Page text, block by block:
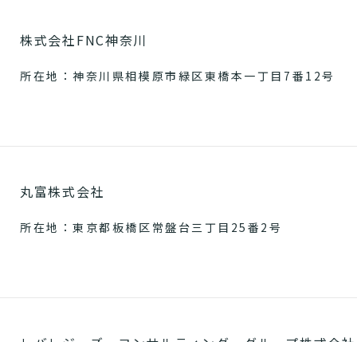
株式会社FNC神奈川
所在地：神奈川県相模原市緑区東橋本一丁目7番12号
丸富株式会社
所在地：東京都板橋区常盤台三丁目25番2号